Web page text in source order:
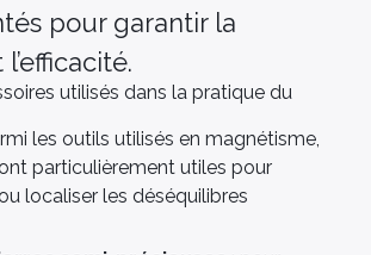
pour garantir la
utilisés dans la pratique du
les outils utilisés en magnétisme,
particulièrement utiles pour
localiser les déséquilibres